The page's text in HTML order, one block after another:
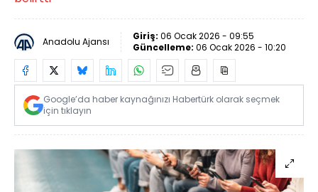
Anadolu Ajansı Giriş: 06 Ocak 2026 - 09:55
Güncelleme: 06 Ocak 2026 - 10:20
Google’da haber kaynağınızı Habertürk olarak seçmek
için tıklayın